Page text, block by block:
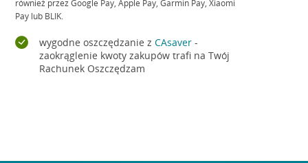
również przez Google Pay, Apple Pay, Garmin Pay, Xiaomi
Pay lub BLIK.
wygodne oszczędzanie zCAsaver -
zaokrąglenie kwoty zakupów trafi na Twój
Rachunek Oszczędzam